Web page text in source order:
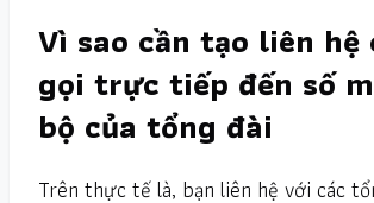
Vì sao cần tạo liên hệ
gọi trực tiếp đến số
bộ của tổng đài
Trên thực tế là, bạn liên hệ với các